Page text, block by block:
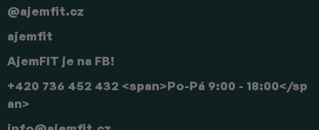
+420 736 452 432 <span>Po-Pá 9:00 - 18:00</sp
an>
AjemFIT je na FB!
ajemfit
@ajemfit.cz